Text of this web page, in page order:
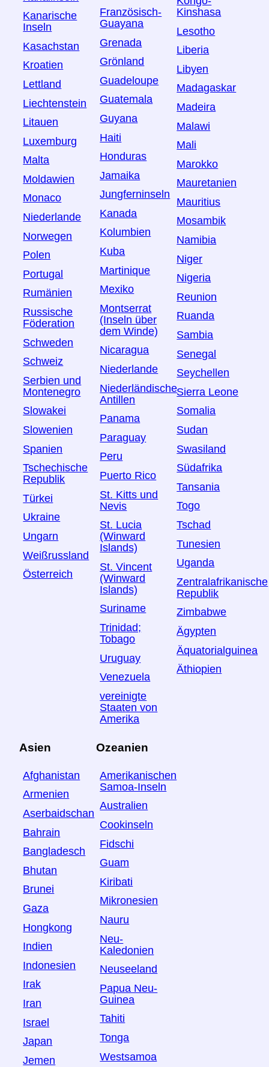
Kanarische
Inseln
Kasachstan
Kroatien
Lettland
Liechtenstein
Litauen
Luxemburg
Malta
Moldawien
Monaco
Niederlande
Norwegen
Polen
Portugal
Rumänien
Russische
Föderation
Schweden
Schweiz
Serbien und
Montenegro
Slowakei
Slowenien
Spanien
Tschechische
Republik
Türkei
Ukraine
Ungarn
Weißrussland
Österreich
Französisch-
Guayana
Grenada
Grönland
Guadeloupe
Guatemala
Guyana
Haiti
Honduras
Jamaika
Jungferninseln
Kanada
Kolumbien
Kuba
Martinique
Mexiko
Montserrat
(Inseln über
dem Winde)
Nicaragua
Niederlande
Niederländische
Antillen
Panama
Paraguay
Peru
Puerto Rico
St. Kitts und
Nevis
St. Lucia
(Winward
Islands)
St. Vincent
(Winward
Islands)
Suriname
Trinidad;
Tobago
Uruguay
Venezuela
vereinigte
Staaten von
Amerika
Kinshasa
Lesotho
Liberia
Libyen
Madagaskar
Madeira
Malawi
Mali
Marokko
Mauretanien
Mauritius
Mosambik
Namibia
Niger
Nigeria
Reunion
Ruanda
Sambia
Senegal
Seychellen
Sierra Leone
Somalia
Sudan
Swasiland
Südafrika
Tansania
Togo
Tschad
Tunesien
Uganda
Zentralafrikanische
Republik
Zimbabwe
Ägypten
Äquatorialguinea
Äthiopien
Asien
Afghanistan
Armenien
Aserbaidschan
Bahrain
Bangladesch
Bhutan
Brunei
Gaza
Hongkong
Indien
Indonesien
Irak
Iran
Israel
Japan
Jemen
Ozeanien
Amerikanischen
Samoa-Inseln
Australien
Cookinseln
Fidschi
Guam
Kiribati
Mikronesien
Nauru
Neu-
Kaledonien
Neuseeland
Papua Neu-
Guinea
Tahiti
Tonga
Westsamoa